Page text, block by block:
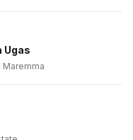
Ugas
Maremma